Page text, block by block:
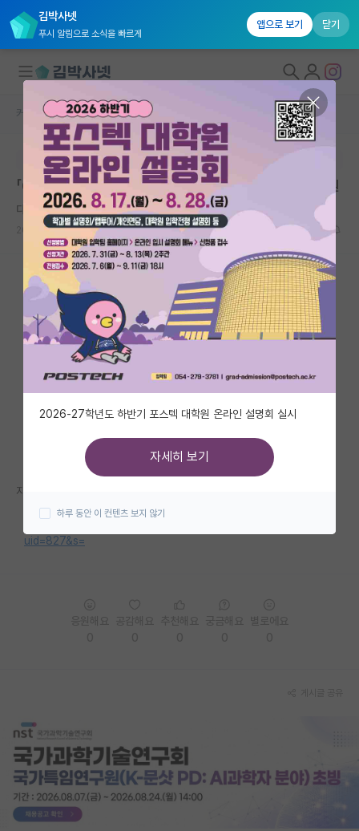
김박사넷
푸시 알림으로 소식을 빠르게
앱으로 보기 닫기
대학원생 모집
국내대학원 정보
연구실&오픈랩
커뮤니티
커뮤니티 홈
전체글보기
베스트 게시판
IF 명예의전당
자유 게시판(아무개랩)
미국 유학 게시판
미국 대학원 합격 후기 게시판
대학원 합격 후기 게시판
연구실(PI) 홍보 게시판
PI 전용 게시판
인문사회 계열 게시판
특수/전문대학원 게시판
커뮤니티 홈 학술 정보 게시판
본문이 수정되지 않는 박제글입니다.
「6·25 전쟁 학술 세미나」 개최 안내 -한국군사문제연구원
다정한 노엄 촘스키
2026.05.29 0 250
자세한 내용은 홈페이지를 참고해 주세요.
uid=827&s=
2026-27학년도 하반기 포스텍 대학원 온라인 설명회 실시
자세히 보기
하루 동안 이 컨텐츠 보지 않기